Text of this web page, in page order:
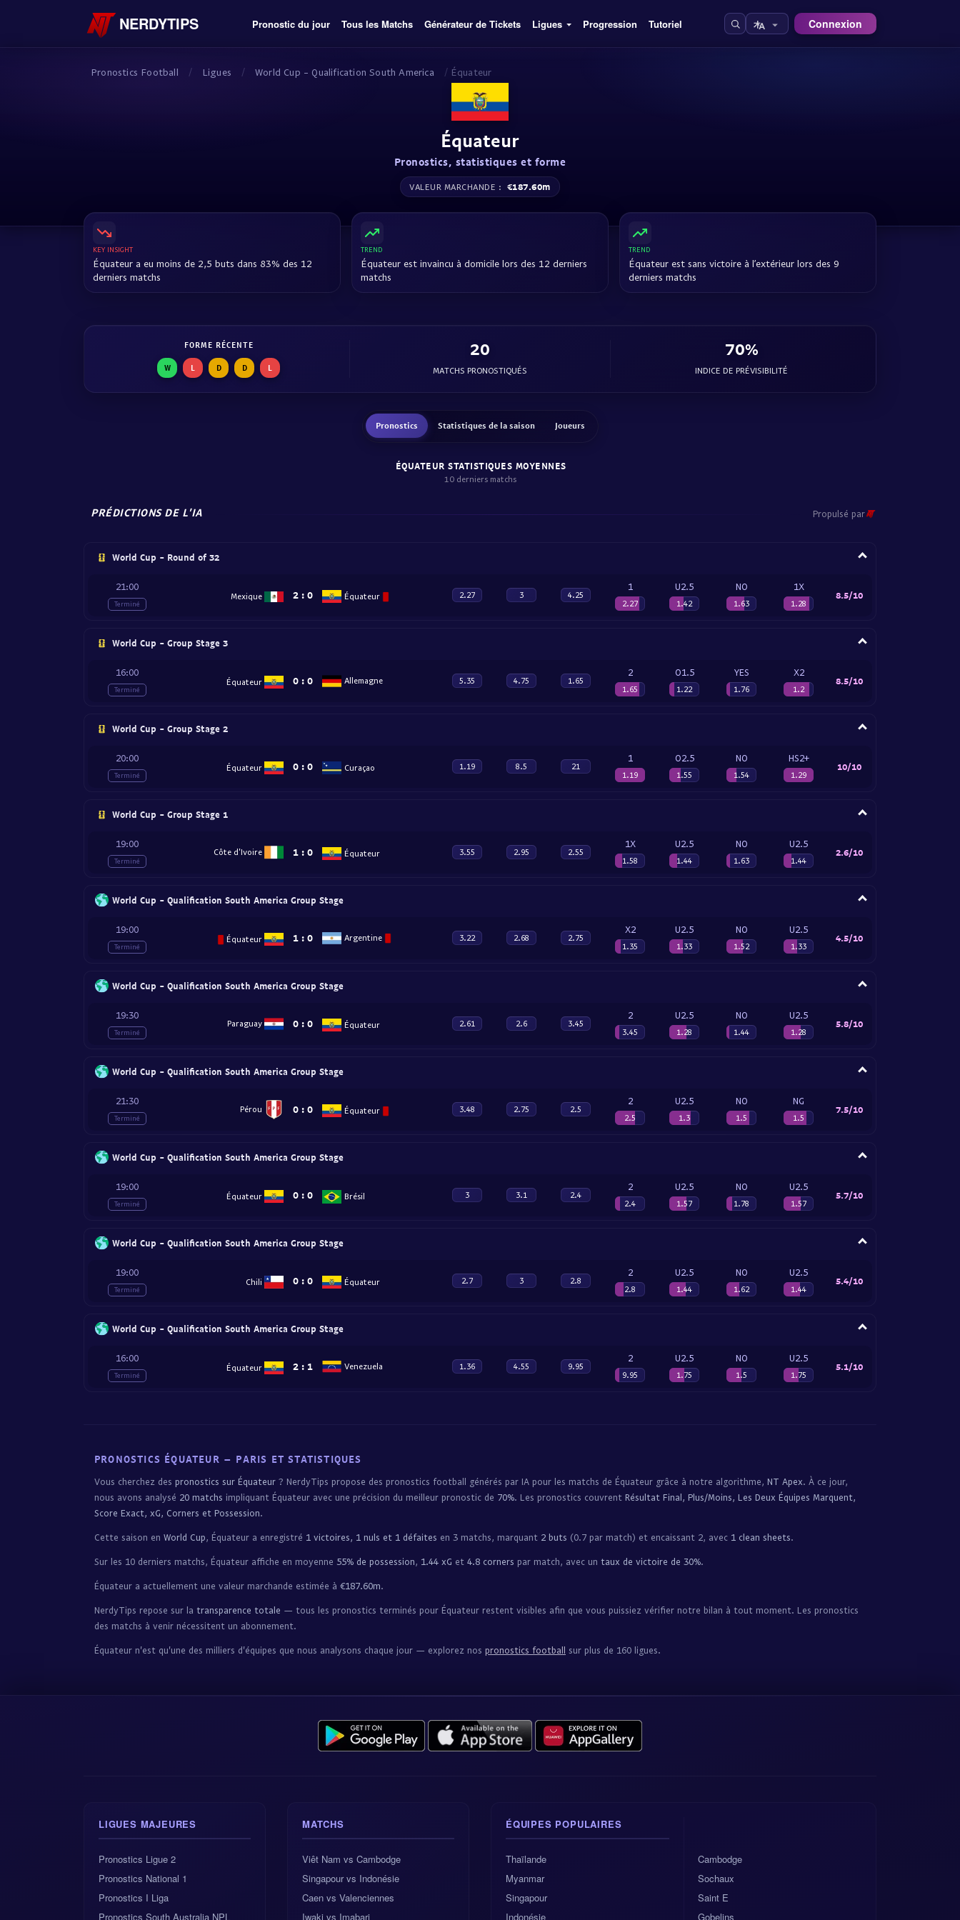
NERDYTIPS Pronostic du jour Tous les Matchs Générateur de Tickets Ligues Progression Tutoriel Connexion
Pronostics Football / Ligues / World Cup - Qualification South America / Équateur
Équateur
Pronostics, statistiques et forme
VALEUR MARCHANDE : €187.60m
KEY INSIGHT
Équateur a eu moins de 2,5 buts dans 83% des 12
derniers matchs
TREND
Équateur est invaincu à domicile lors des 12 derniers
matchs
TREND
Équateur est sans victoire à l’extérieur lors des 9
derniers matchs
FORME RÉCENTE
W L D D L
20
MATCHS PRONOSTIQUÉS
70%
INDICE DE PRÉVISIBILITÉ
Pronostics Statistiques de la saison Joueurs
ÉQUATEUR STATISTIQUES MOYENNES
10 derniers matchs
PRÉDICTIONS DE L'IA Propulsé par
World Cup - Round of 32
21:00
Terminé
Mexique 2 : 0 Équateur 2.27 3 4.25
1
2.27
U2.5
1.42
NO
1.63
1X
1.28
8.5/10
World Cup - Group Stage 3
16:00
Terminé
Équateur 0 : 0 Allemagne 5.35 4.75 1.65
2
1.65
O1.5
1.22
YES
1.76
X2
1.2
8.5/10
World Cup - Group Stage 2
20:00
Terminé
Équateur 0 : 0 Curaçao 1.19 8.5 21
1
1.19
O2.5
1.55
NO
1.54
HS2+
1.29
10/10
World Cup - Group Stage 1
19:00
Terminé
Côte d'Ivoire 1 : 0 Équateur 3.55 2.95 2.55
1X
1.58
U2.5
1.44
NO
1.63
U2.5
1.44
2.6/10
World Cup - Qualification South America Group Stage
19:00
Terminé
Équateur 1 : 0 Argentine 3.22 2.68 2.75
X2
1.35
U2.5
1.33
NO
1.52
U2.5
1.33
4.5/10
World Cup - Qualification South America Group Stage
19:30
Terminé
Paraguay 0 : 0 Équateur 2.61 2.6 3.45
2
3.45
U2.5
1.28
NO
1.44
U2.5
1.28
5.8/10
World Cup - Qualification South America Group Stage
21:30
Terminé
Pérou 0 : 0 Équateur 3.48 2.75 2.5
2
2.5
U2.5
1.3
NO
1.5
NG
1.5
7.5/10
World Cup - Qualification South America Group Stage
19:00
Terminé
Équateur 0 : 0 Brésil 3 3.1 2.4
2
2.4
U2.5
1.57
NO
1.78
U2.5
1.57
5.7/10
World Cup - Qualification South America Group Stage
19:00
Terminé
Chili 0 : 0 Équateur 2.7 3 2.8
2
2.8
U2.5
1.44
NO
1.62
U2.5
1.44
5.4/10
World Cup - Qualification South America Group Stage
16:00
Terminé
Équateur 2 : 1 Venezuela 1.36 4.55 9.95
2
9.95
U2.5
1.75
NO
1.5
U2.5
1.75
5.1/10
PRONOSTICS ÉQUATEUR – PARIS ET STATISTIQUES
Vous cherchez des pronostics sur Équateur ? NerdyTips propose des pronostics football générés par IA pour les matchs de Équateur grâce à notre algorithme, NT Apex. À ce jour,
nous avons analysé 20 matchs impliquant Équateur avec une précision du meilleur pronostic de 70%. Les pronostics couvrent Résultat Final, Plus/Moins, Les Deux Équipes Marquent,
Score Exact, xG, Corners et Possession.
Cette saison en World Cup, Équateur a enregistré 1 victoires, 1 nuls et 1 défaites en 3 matchs, marquant 2 buts (0.7 par match) et encaissant 2, avec 1 clean sheets.
Sur les 10 derniers matchs, Équateur affiche en moyenne 55% de possession, 1.44 xG et 4.8 corners par match, avec un taux de victoire de 30%.
Équateur a actuellement une valeur marchande estimée à €187.60m.
NerdyTips repose sur la transparence totale — tous les pronostics terminés pour Équateur restent visibles afin que vous puissiez vérifier notre bilan à tout moment. Les pronostics
des matchs à venir nécessitent un abonnement.
Équateur n'est qu'une des milliers d'équipes que nous analysons chaque jour — explorez nos pronostics football sur plus de 160 ligues.
LIGUES MAJEURES
Pronostics Ligue 2
Pronostics National 1
Pronostics I Liga
Pronostics South Australia NPL
MATCHS
Viêt Nam vs Cambodge
Singapour vs Indonésie
Caen vs Valenciennes
Iwaki vs Imabari
ÉQUIPES POPULAIRES
Thaïlande
Myanmar
Singapour
Indonésie
Cambodge
Sochaux
Saint E
Gobelins